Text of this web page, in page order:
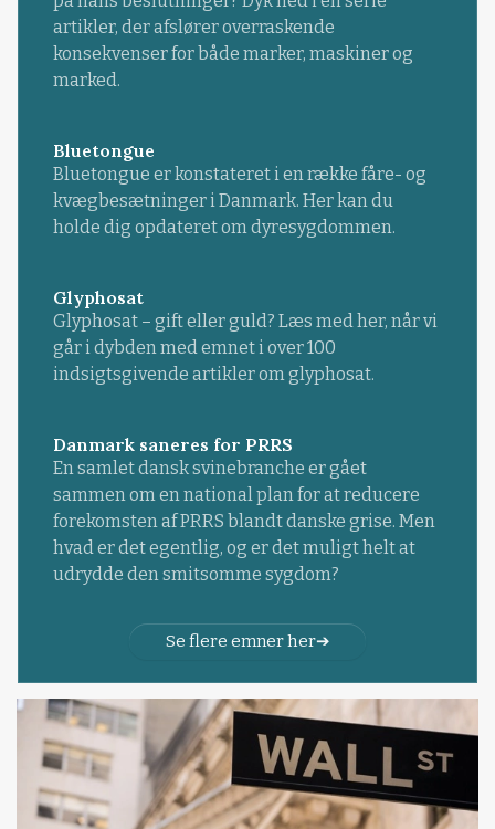
artikler, der afslører overraskende
konsekvenser for både marker, maskiner og
marked.
Bluetongue
Bluetongue er konstateret i en række fåre- og
kvægbesætninger i Danmark. Her kan du
holde dig opdateret om dyresygdommen.
Glyphosat
Glyphosat – gift eller guld? Læs med her, når vi
går i dybden med emnet i over 100
indsigtsgivende artikler om glyphosat.
Danmark saneres for PRRS
En samlet dansk svinebranche er gået
sammen om en national plan for at reducere
forekomsten af PRRS blandt danske grise. Men
hvad er det egentlig, og er det muligt helt at
udrydde den smitsomme sygdom?
Se flere emner her